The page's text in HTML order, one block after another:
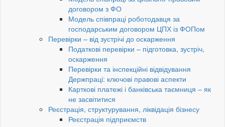
договором з ФО
Модель співпраці роботодавця за
господарським договором ЦПХ із ФОПом
Перевірки – від зустрічі до оскарження
Податкові перевірки – підготовка, зустріч,
оскарження
Перевірки та інспекційні відвідування
Держпраці: ключові правові аспекти
Карткові платежі і банківська таємниця – як
не засвітитися
Реєстрація, структурування, ліквідація бізнесу
Реєстрація підприємств